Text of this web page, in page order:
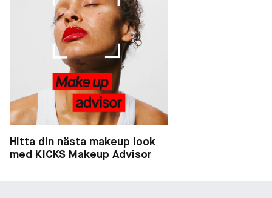
Hitta din nästa makeup look
med KICKS Makeup Advisor